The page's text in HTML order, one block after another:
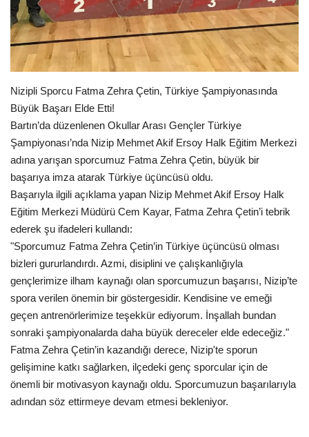
Nizipli Sporcu Fatma Zehra Çetin, Türkiye Şampiyonasında
Büyük Başarı Elde Etti!
Bartın’da düzenlenen Okullar Arası Gençler Türkiye
Şampiyonası’nda Nizip Mehmet Akif Ersoy Halk Eğitim Merkezi
adına yarışan sporcumuz Fatma Zehra Çetin, büyük bir
başarıya imza atarak Türkiye üçüncüsü oldu.
Başarıyla ilgili açıklama yapan Nizip Mehmet Akif Ersoy Halk
Eğitim Merkezi Müdürü Cem Kayar, Fatma Zehra Çetin’i tebrik
ederek şu ifadeleri kullandı:
"Sporcumuz Fatma Zehra Çetin’in Türkiye üçüncüsü olması
bizleri gururlandırdı. Azmi, disiplini ve çalışkanlığıyla
gençlerimize ilham kaynağı olan sporcumuzun başarısı, Nizip’te
spora verilen önemin bir göstergesidir. Kendisine ve emeği
geçen antrenörlerimize teşekkür ediyorum. İnşallah bundan
sonraki şampiyonalarda daha büyük dereceler elde edeceğiz."
Fatma Zehra Çetin’in kazandığı derece, Nizip'te sporun
gelişimine katkı sağlarken, ilçedeki genç sporcular için de
önemli bir motivasyon kaynağı oldu. Sporcumuzun başarılarıyla
adından söz ettirmeye devam etmesi bekleniyor.